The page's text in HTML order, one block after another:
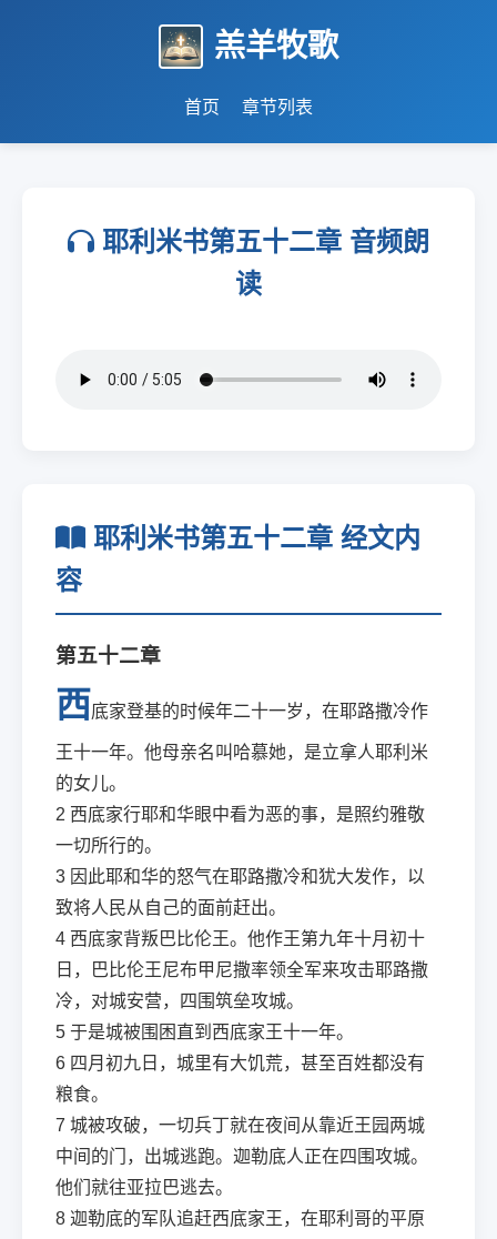
羔羊牧歌
首页 章节列表
耶利米书第五十二章 音频朗
读
耶利米书第五十二章 经文内
容
第五十二章
西底家登基的时候年二十一岁，在耶路撒冷作
王十一年。他母亲名叫哈慕她，是立拿人耶利米
的女儿。
2 西底家行耶和华眼中看为恶的事，是照约雅敬
一切所行的。
3 因此耶和华的怒气在耶路撒冷和犹大发作，以
致将人民从自己的面前赶出。
4 西底家背叛巴比伦王。他作王第九年十月初十
日，巴比伦王尼布甲尼撒率领全军来攻击耶路撒
冷，对城安营，四围筑垒攻城。
5 于是城被围困直到西底家王十一年。
6 四月初九日，城里有大饥荒，甚至百姓都没有
粮食。
7 城被攻破，一切兵丁就在夜间从靠近王园两城
中间的门，出城逃跑。迦勒底人正在四围攻城。
他们就往亚拉巴逃去。
8 迦勒底的军队追赶西底家王，在耶利哥的平原